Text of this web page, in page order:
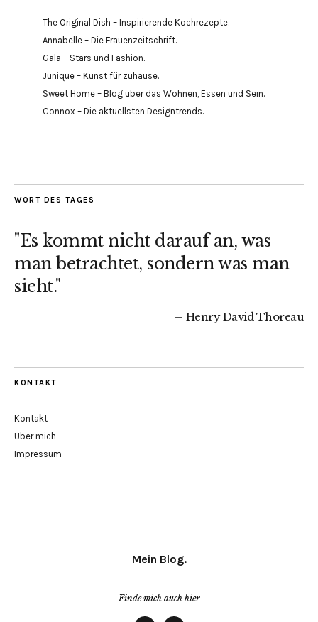
The Original Dish – Inspirierende Kochrezepte.
Annabelle – Die Frauenzeitschrift.
Gala – Stars und Fashion.
Junique – Kunst für zuhause.
Sweet Home – Blog über das Wohnen, Essen und Sein.
Connox – Die aktuellsten Designtrends.
WORT DES TAGES
"Es kommt nicht darauf an, was
man betrachtet, sondern was man
sieht."
Henry David Thoreau
KONTAKT
Kontakt
Über mich
Impressum
Mein Blog.
Finde mich auch hier